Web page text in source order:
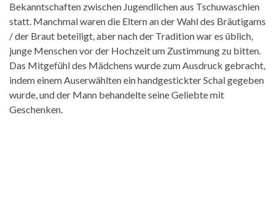
Bekanntschaften zwischen Jugendlichen aus Tschuwaschien
statt. Manchmal waren die Eltern an der Wahl des Bräutigams
/ der Braut beteiligt, aber nach der Tradition war es üblich,
junge Menschen vor der Hochzeit um Zustimmung zu bitten.
Das Mitgefühl des Mädchens wurde zum Ausdruck gebracht,
indem einem Auserwählten ein handgestickter Schal gegeben
wurde, und der Mann behandelte seine Geliebte mit
Geschenken.